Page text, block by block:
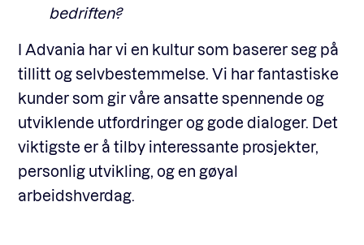
bedriften?
I Advania har vi en kultur som baserer seg på
tillitt og selvbestemmelse. Vi har fantastiske
kunder som gir våre ansatte spennende og
utviklende utfordringer og gode dialoger. Det
viktigste er å tilby interessante prosjekter,
personlig utvikling, og en gøyal
arbeidshverdag.